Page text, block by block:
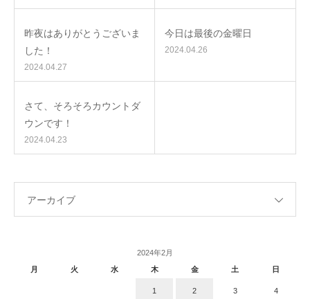
昨夜はありがとうございま
した！
2024.04.27
今日は最後の金曜日
2024.04.26
さて、そろそろカウントダ
ウンです！
2024.04.23
アーカイブ
2024年2月
月
火 水 木 金 土 日
1 2 3 4